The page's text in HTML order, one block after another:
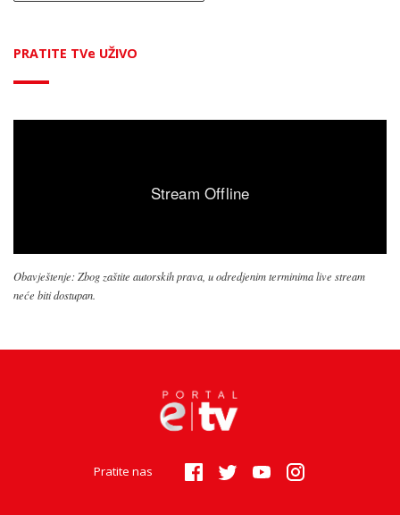
PRATITE TVe UŽIVO
Obavještenje: Zbog zaštite autorskih prava, u odredjenim terminima live stream
neće biti dostupan.
Pratite nas